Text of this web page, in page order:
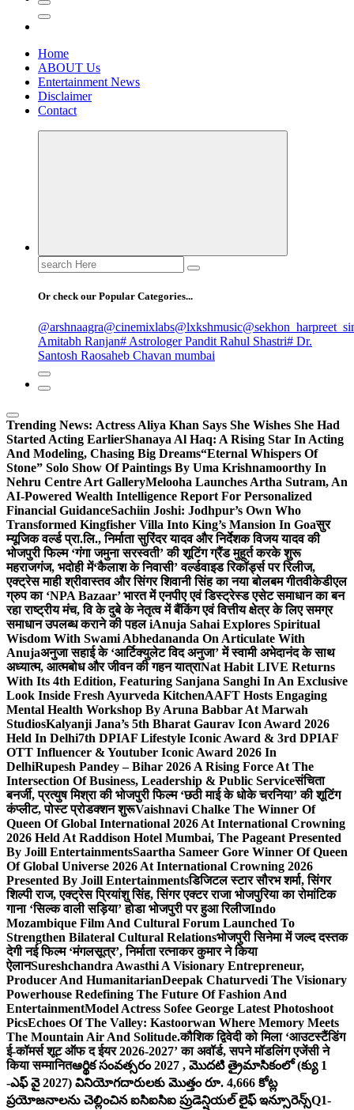
Home
ABOUT Us
Entertainment News
Disclaimer
Contact
Search
for:
Or check our Popular Categories...
@arshnaagra@cinemixlabs@lxkshmusic
Amitabh Ranjan# Astrologer Pandit Rahul Shastri# Dr.
Santosh Raosaheb Chavan mumbai
Trending News: Actress Aliya Khan Says She Wishes She Had
Started Acting EarlierShanaya Al Haq: A Rising Star In Acting
And Modeling, Chasing Big Dreams“Eternal Whispers Of
Stone” Solo Show Of Paintings By Uma Krishnamoorthy In
Nehru Centre Art GalleryMelooha Launches Artha Sutram, An
AI-Powered Wealth Intelligence Report For Personalized
Financial GuidanceSachiin Joshi: Jodhpur’s Own Who
Transformed Kingfisher Villa Into King’s Mansion In Goaसुर
म्यूजिक वर्ल्ड प्रा.लि., निर्माता सुरिंदर यादव और निर्देशक विजय यादव की
भोजपुरी फिल्म ‘गंगा जमुना सरस्वती’ की शूटिंग ग्रैंड मुहूर्त करके शुरू
महराजगंज, भदोही में‘कैलाश के निवासी’ वर्ल्डवाइड रिकॉर्ड्स पर रिलीज,
एक्ट्रेस माही श्रीवास्तव और सिंगर शिवानी सिंह का नया बोलबम गीतवीकेडीएल
ग्रुप का ‘NPA Bazaar’ भारत में एनपीए एवं डिस्ट्रेस्ड एसेट समाधान का बन
रहा राष्ट्रीय मंच, वि के दुबे के नेतृत्व में बैंकिंग एवं वित्तीय क्षेत्र के लिए समग्र
समाधान उपलब्ध कराने की पहल iAnuja Sahai Explores Spiritual
Wisdom With Swami Abhedananda On Articulate With
Anujaअनुजा सहाई के ‘आर्टिक्युलेट विद अनुजा’ में स्वामी अभेदानंद के साथ
अध्यात्म, आत्मबोध और जीवन की गहन यात्राNat Habit LIVE Returns
With Its 4th Edition, Featuring Sanjana Sanghi In An Exclusive
Look Inside Fresh Ayurveda KitchenAAFT Hosts Engaging
Mental Health Workshop By Aruna Babbar At Marwah
StudiosKalyanji Jana’s 5th Bharat Gaurav Icon Award 2026
Held In Delhi7th DPIAF Lifestyle Iconic Award & 3rd DPIAF
OTT Influencer & Youtuber Iconic Award 2026 In
DelhiRupesh Pandey – Bihar 2026 A Rising Force At The
Intersection Of Business, Leadership & Public Serviceसंचिता
बनर्जी, प्रत्युष मिश्रा की भोजपुरी फिल्म ‘छठी माई के धोके चरनिया’ की शूटिंग
कंप्लीट, पोस्ट प्रोडक्शन शुरूVaishnavi Chalke The Winner Of
Queen Of Global International 2026 At International Crowning
2026 Held At Raddison Hotel Mumbai, The Pageant Presented
By Joill EntertainmentsSaartha Sameer Gore Winner Of Queen
Of Global Universe 2026 At International Crowning 2026
Presented By Joill Entertainmentsडिजिटल स्टार सौरभ शर्मा, सिंगर
शिल्पी राज, एक्ट्रेस प्रियांशु सिंह, सिंगर एक्टर राजा भोजपुरिया का रोमांटिक
गाना ‘सिल्क वाली सड़िया’ होडा भोजपुरी पर हुआ रिलीजIndo
Mozambique Film And Cultural Forum Launched To
Strengthen Bilateral Cultural Relationsभोजपुरी सिनेमा में जल्द दस्तक
देगी नई फिल्म ‘मंगलसूत्र’, निर्माता रत्नाकर कुमार ने किया
ऐलानSureshchandra Awasthi A Visionary Entrepreneur,
Producer And HumanitarianDeepak Chaturvedi The Visionary
Powerhouse Redefining The Future Of Fashion And
EntertainmentModel Actress Sofee George Latest Photoshoot
PicsEchoes Of The Valley: Kastoorwan Where Memory Meets
The Mountain Air And Solitude.कौशिक द्विवेदी को मिला ‘आउटस्टैंडिंग
ई-कॉमर्स शूट ऑफ द ईयर 2026-2027’ का अवॉर्ड, सपने मॉडलिंग एजेंसी ने
किया सम्मानितఆర్థిక సంవత్సరం 2027 , మొదటి త్రైమాసికంలో (క్యు 1
-ఎఫ్ వై 2027) వినియోగదారులకు మొత్తం రూ. 4,666 కోట్ల
ప్రయోజనాలను చెల్లించిన ఐసిఐసిఐ ప్రుడెన్షియల్ లైఫ్ ఇన్సూరెన్స్Q1-